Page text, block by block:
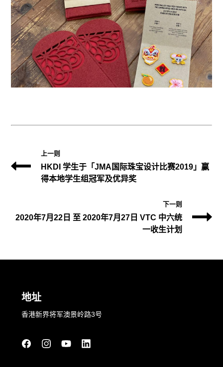
上一则
HKDI 学生于「JMA国际珠宝设计比赛2019」赢
得本地学生组冠军及优异奖
下一则
2020年7月22日 至 2020年7月27日 VTC 中六统
一收生计划
地址
香港新界将军澳景岭路3号